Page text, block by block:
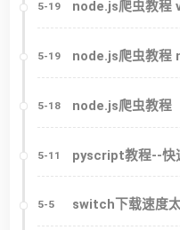
5-19 node.js爬虫教程
5-19 node.js爬虫教程
5-18 node.js爬虫教程
5-11 pyscript教程--快
5-5 switch下载速度